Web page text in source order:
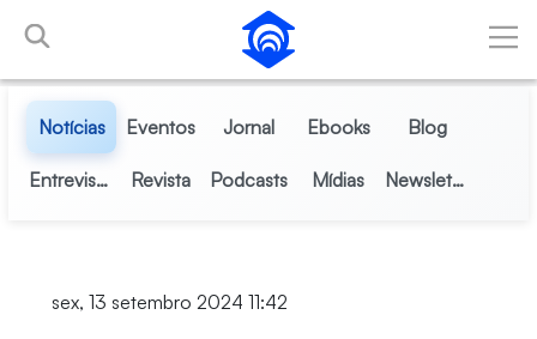
Pular para o Conteúdo principal
Notícias Eventos Jornal Ebooks Blog
Entrevistas Revista Podcasts Mídias Newsletter
sex, 13 setembro 2024 11:42